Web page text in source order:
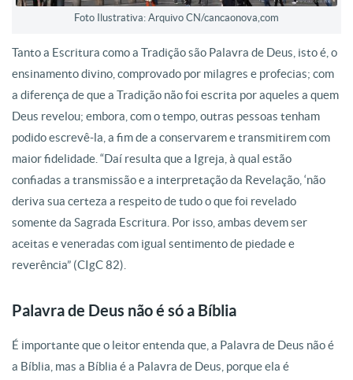
Foto Ilustrativa: Arquivo CN/cancaonova,com
Tanto a Escritura como a Tradição são Palavra de Deus, isto é, o
ensinamento divino, comprovado por milagres e profecias; com
a diferença de que a Tradição não foi escrita por aqueles a quem
Deus revelou; embora, com o tempo, outras pessoas tenham
podido escrevê-la, a fim de a conservarem e transmitirem com
maior fidelidade. “Daí resulta que a Igreja, à qual estão
confiadas a transmissão e a interpretação da Revelação, ‘não
deriva sua certeza a respeito de tudo o que foi revelado
somente da Sagrada Escritura. Por isso, ambas devem ser
aceitas e veneradas com igual sentimento de piedade e
reverência” (CIgC 82).
Palavra de Deus não é só a Bíblia
É importante que o leitor entenda que, a Palavra de Deus não é
a Bíblia, mas a Bíblia é a Palavra de Deus, porque ela é